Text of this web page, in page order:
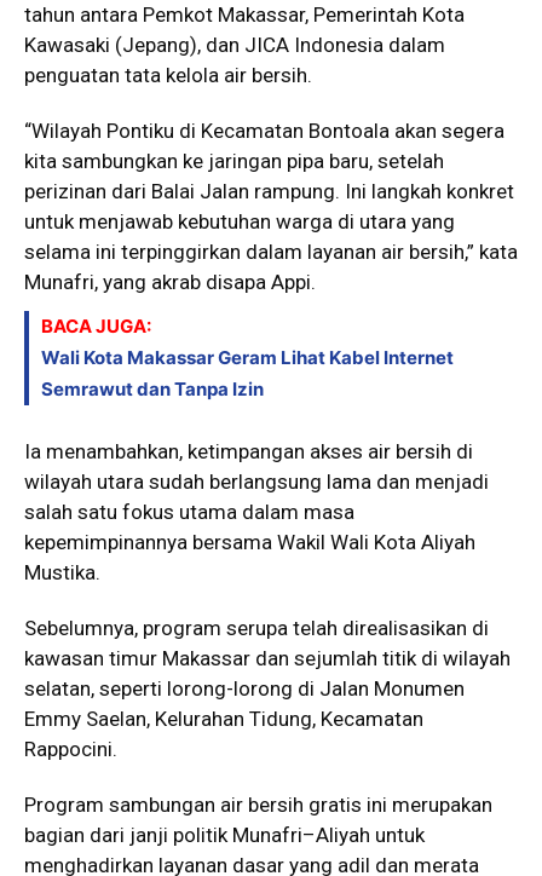
tahun antara Pemkot Makassar, Pemerintah Kota
Kawasaki (Jepang), dan JICA Indonesia dalam
penguatan tata kelola air bersih.
“Wilayah Pontiku di Kecamatan Bontoala akan segera
kita sambungkan ke jaringan pipa baru, setelah
perizinan dari Balai Jalan rampung. Ini langkah konkret
untuk menjawab kebutuhan warga di utara yang
selama ini terpinggirkan dalam layanan air bersih,” kata
Munafri, yang akrab disapa Appi.
BACA JUGA:
Wali Kota Makassar Geram Lihat Kabel Internet
Semrawut dan Tanpa Izin
Ia menambahkan, ketimpangan akses air bersih di
wilayah utara sudah berlangsung lama dan menjadi
salah satu fokus utama dalam masa
kepemimpinannya bersama Wakil Wali Kota Aliyah
Mustika.
Sebelumnya, program serupa telah direalisasikan di
kawasan timur Makassar dan sejumlah titik di wilayah
selatan, seperti lorong-lorong di Jalan Monumen
Emmy Saelan, Kelurahan Tidung, Kecamatan
Rappocini.
Program sambungan air bersih gratis ini merupakan
bagian dari janji politik Munafri–Aliyah untuk
menghadirkan layanan dasar yang adil dan merata